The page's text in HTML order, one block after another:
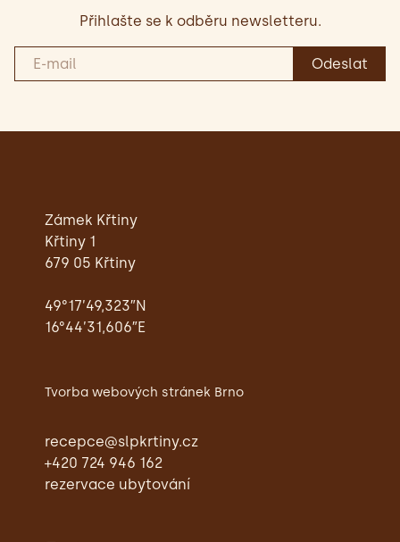
Přihlašte se k odběru newsletteru.
Zámek Křtiny
Křtiny 1
679 05 Křtiny
49°17’49,323″N
16°44’31,606″E
Tvorba webových stránek Brno
recepce@slpkrtiny.cz
+420 724 946 162
rezervace ubytování